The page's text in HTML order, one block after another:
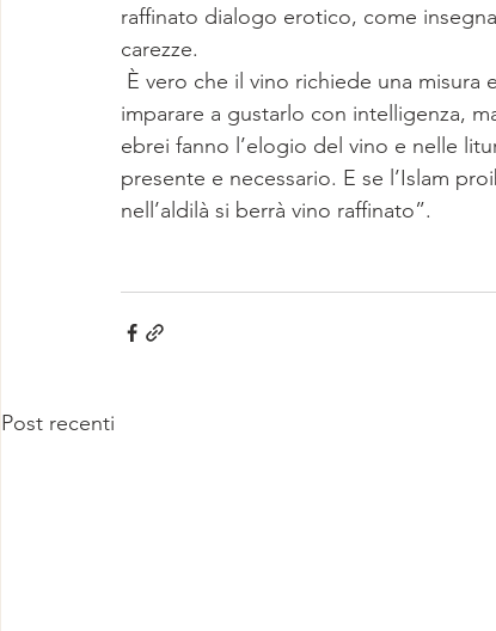
raffinato dialogo erotico, come insegna
carezze.
imparare a gustarlo con intelligenza,
ebrei fanno l’elogio del vino e nelle
presente e necessario. E se l’Islam
nell’aldilà si berrà vino raffinato”.
Post recenti